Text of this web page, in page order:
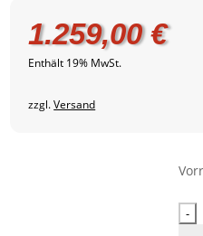
1.259,00€
Enthält 19% MwSt.
zzgl.Versand
Miele
-